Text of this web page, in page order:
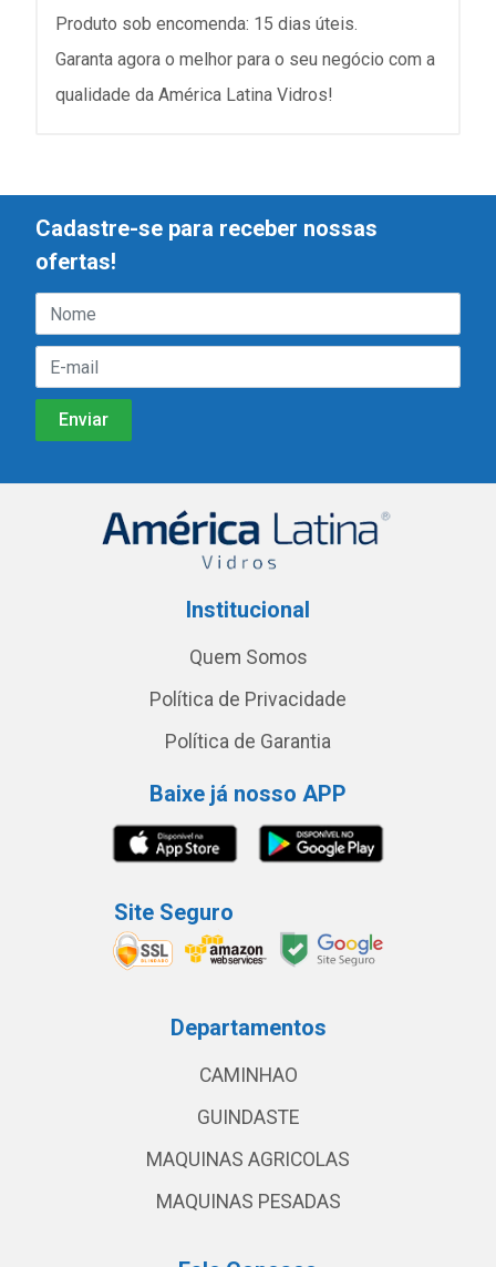
Produto sob encomenda: 15 dias úteis.
Garanta agora o melhor para o seu negócio com a
qualidade da América Latina Vidros!
Cadastre-se para receber nossas
ofertas!
Institucional
Quem Somos
Política de Privacidade
Política de Garantia
Baixe já nosso APP
Site Seguro
Departamentos
CAMINHAO
GUINDASTE
MAQUINAS AGRICOLAS
MAQUINAS PESADAS